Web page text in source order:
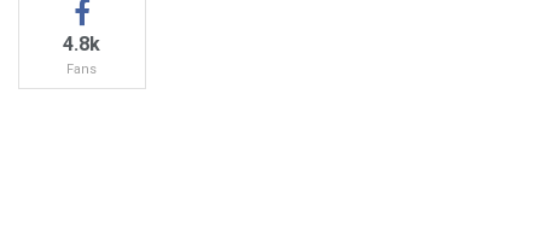
4.8k
Fans